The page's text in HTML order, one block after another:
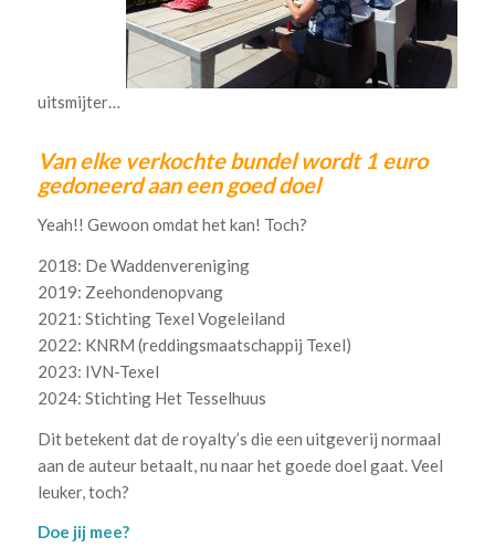
uitsmijter…
Van elke verkochte bundel wordt 1 euro
gedoneerd aan een goed doel
Yeah!! Gewoon omdat het kan! Toch?
2018: De Waddenvereniging
2019: Zeehondenopvang
2021: Stichting Texel Vogeleiland
2022: KNRM (reddingsmaatschappij Texel)
2023: IVN-Texel
2024: Stichting Het Tesselhuus
Dit betekent dat de royalty’s die een uitgeverij normaal
aan de auteur betaalt, nu naar het goede doel gaat. Veel
leuker, toch?
Doe jij mee?